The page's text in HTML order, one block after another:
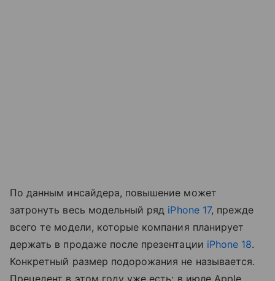
По данным инсайдера, повышение может
затронуть весь модельный ряд iPhone 17, прежде
всего те модели, которые компания планирует
держать в продаже после презентации iPhone 18.
Конкретный размер подорожания не называется.